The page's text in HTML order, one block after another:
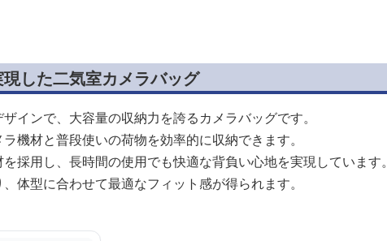
した二気室カメラバッグ
インで、大容量の収納力を誇るカメラバッグです。
機材と普段使いの荷物を効率的に収納できます。
採用し、長時間の使用でも快適な背負い心地を実現しています。
体型に合わせて最適なフィット感が得られます。